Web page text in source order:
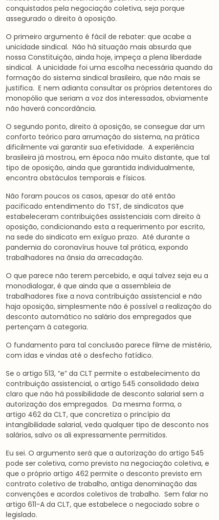
conquistados pela negociação coletiva, seja porque
assegurado o direito à oposição.
O primeiro argumento é fácil de rebater: que acabe a
unicidade sindical. Não há situação mais absurda que
nossa Constituição, ainda hoje, impeça a plena liberdade
sindical. A unicidade foi uma escolha necessária quando da
formação do sistema sindical brasileiro, que não mais se
justifica. E nem adianta consultar os próprios detentores do
monopólio que seriam a voz dos interessados, obviamente
não haverá concordância.
O segundo ponto, direito à oposição, se consegue dar um
conforto teórico para arrumação do sistema, na prática
dificilmente vai garantir sua efetividade. A experiência
brasileira já mostrou, em época não muito distante, que tal
tipo de oposição, ainda que garantida individualmente,
encontra obstáculos temporais e físicos.
Não foram poucos os casos, apesar do até então
pacificado entendimento do TST, de sindicatos que
estabeleceram contribuições assistenciais com direito à
oposição, condicionando esta a requerimento por escrito,
na sede do sindicato em exíguo prazo. Até durante a
pandemia do coronavírus houve tal prática, expondo
trabalhadores na ânsia da arrecadação.
O que parece não terem percebido, e aqui talvez seja eu a
monodialogar, é que ainda que a assembleia de
trabalhadores fixe a nova contribuição assistencial e não
haja oposição, simplesmente não é possível a realização do
desconto automático no salário dos empregados que
pertençam à categoria.
O fundamento para tal conclusão parece filme de mistério,
com idas e vindas até o desfecho fatídico.
Se o artigo 513, “e” da CLT permite o estabelecimento da
contribuição assistencial, o artigo 545 consolidado deixa
claro que não há possibilidade de desconto salarial sem a
autorização dos empregados. Da mesma forma, o
artigo 462 da CLT, que concretiza o princípio da
intangibilidade salarial, veda qualquer tipo de desconto nos
salários, salvo os ali expressamente permitidos.
Eu sei. O argumento será que a autorização do artigo 545
pode ser coletiva, como previsto na negociação coletiva, e
que o próprio artigo 462 permite o desconto previsto em
contrato coletivo de trabalho, antiga denominação das
convenções e acordos coletivos de trabalho. Sem falar no
artigo 611-A da CLT, que estabelece o negociado sobre o
legislado.